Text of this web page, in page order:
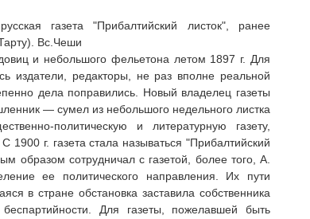
газета "Прибалтийский листок", ранее
Вс.Чеши
и небольшого фельетона летом 1897 г. Для
издатели, редакторы, не раз вполне реальной
дела поправились. Новый владелец газеты
— сумел из небольшого недельного листка
политическую и литературную газету,
1900 г. газета стала называться "Прибалтийский
образом сотрудничал с газетой, более того, А.
ее политического направления. Их пути
в стране обстановка заставила собственника
Для газеты, пожелавшей быть